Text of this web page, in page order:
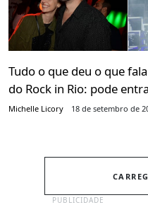
Tudo o que deu o que
do Rock in Rio: pode
Michelle Licory 18 de setembro de
PUBLICIDADE